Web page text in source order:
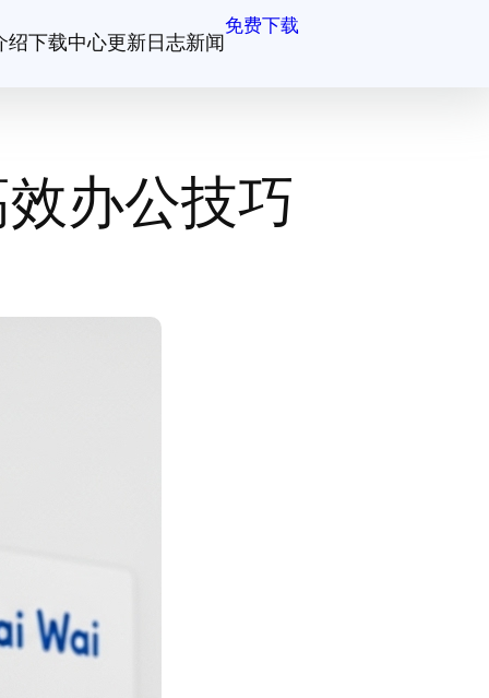
绍下载中心更新日志新闻
免费下载
办公技巧